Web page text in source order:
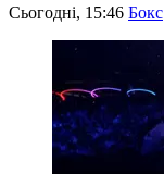
Сьогодні, 15:46 Бокс